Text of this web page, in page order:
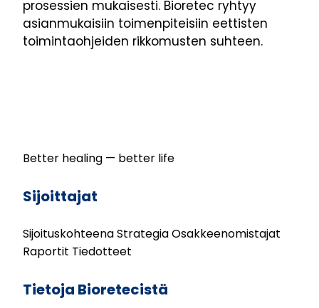
prosessien mukaisesti. Bioretec ryhtyy
asianmukaisiin toimenpiteisiin eettisten
toimintaohjeiden rikkomusten suhteen.
Better healing — better life
Sijoittajat
SijoituskohteenaStrategiaOsakkeenomistajat
Raportit Tiedotteet
Tietoja Bioretecistä